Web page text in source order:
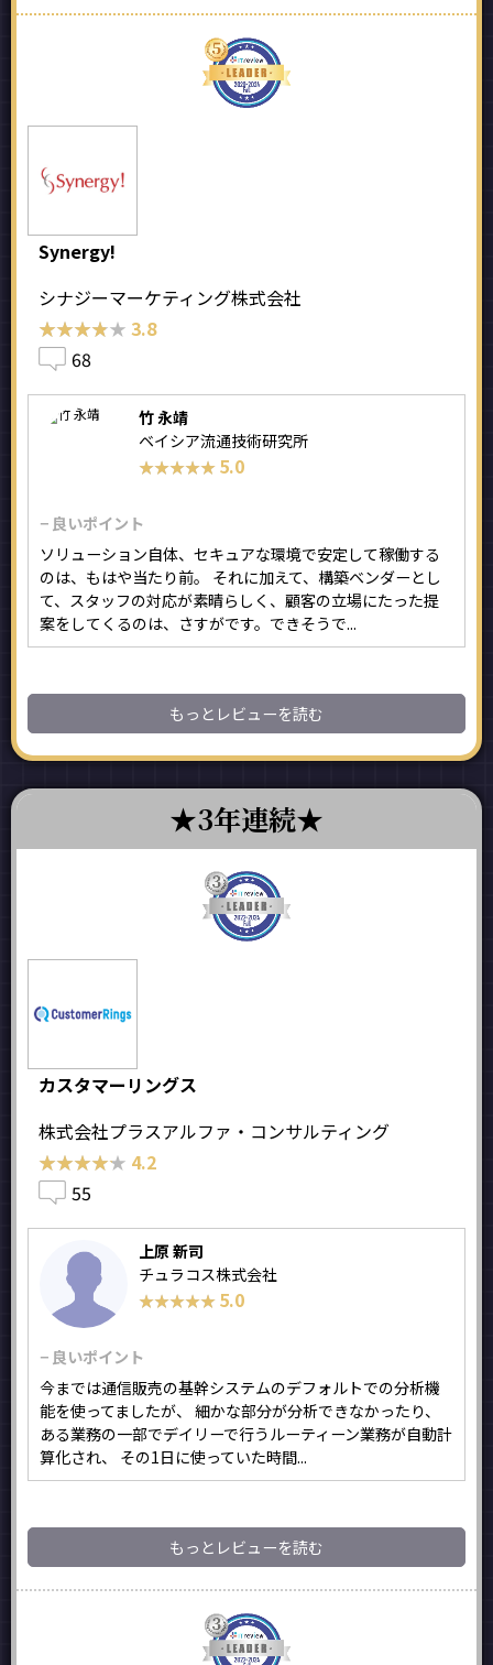
Synergy!
シナジーマーケティング株式会社
★★★★★
★★★★★ 3.8
68
竹 永靖
ベイシア流通技術研究所
★★★★★
★★★★★ 5.0
− 良いポイント
ソリューション自体、セキュアな環境で安定して稼働する
のは、もはや当たり前。 それに加えて、構築ベンダーとし
て、スタッフの対応が素晴らしく、顧客の立場にたった提
案をしてくるのは、さすがです。できそうで...
もっとレビューを読む
3年連続
カスタマーリングス
株式会社プラスアルファ・コンサルティング
★★★★★
★★★★★ 4.2
55
上原 新司
チュラコス株式会社
★★★★★
★★★★★ 5.0
− 良いポイント
今までは通信販売の基幹システムのデフォルトでの分析機
能を使ってましたが、 細かな部分が分析できなかったり、
ある業務の一部でデイリーで行うルーティーン業務が自動計
算化され、 その1日に使っていた時間...
もっとレビューを読む